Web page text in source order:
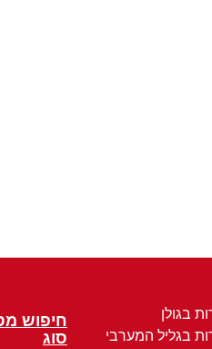
בגולן
בגליל המערבי
חיפוש
סוג